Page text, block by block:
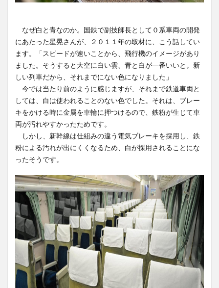
なぜ白と青なのか。国鉄で副技師長として０系車両の開発
にあたった星晃さんが、２０１１年の取材に、こう話してい
ます。「スピードが速いことから、飛行機のイメージがあり
ました。そうすると大空に白い雲、青と白が一番いいと。新
しい列車だから、それまでにない色になりました」
今では当たり前のように感じますが、それまで鉄道車両と
しては、白は使われることのない色でした。それは、ブレー
キをかける時に金属を車輪に押つけるので、鉄粉が生じて車
両が汚れやすかったためです。
しかし、新幹線は仕組みの違う電気ブレーキを採用し、鉄
粉による汚れが出にくくなるため、白が採用されることにな
ったそうです。